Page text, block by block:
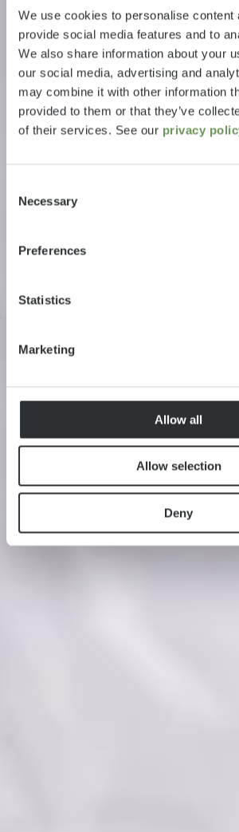
We use cookies to personalise content
provide social media features and to
We also share information about your
our social media, advertising and
may combine it with other information
provided to them or that they’ve
of their services. See our privacy
Selection
Necessary
Preferences
Statistics
Marketing
Allow all
Allow selection
Deny